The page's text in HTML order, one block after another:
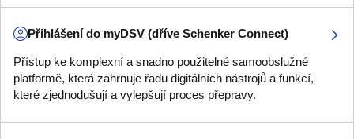
Přihlášení do myDSV (dříve Schenker Connect)
Přístup ke komplexní a snadno použitelné samoobslužné
platformě, která zahrnuje řadu digitálních nástrojů a funkcí,
které zjednodušují a vylepšují proces přepravy.